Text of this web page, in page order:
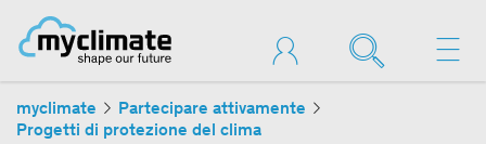
myclimate
Partecipare attivamente
Progetti di protezione del clima